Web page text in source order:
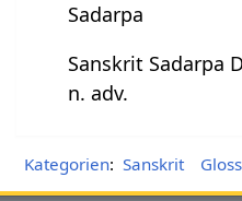
Sadarpa
Sanskrit Sadarpa
n. adv.
Kategorien: Sanskrit